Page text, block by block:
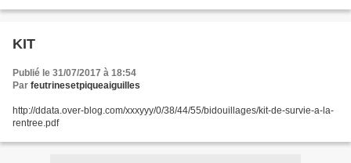
KIT
Publié le 31/07/2017 à 18:54
Par feutrinesetpiqueaiguilles
http://ddata.over-blog.com/xxxyyy/0/38/44/55/bidouillages/kit-de-survie-a-la-
rentree.pdf